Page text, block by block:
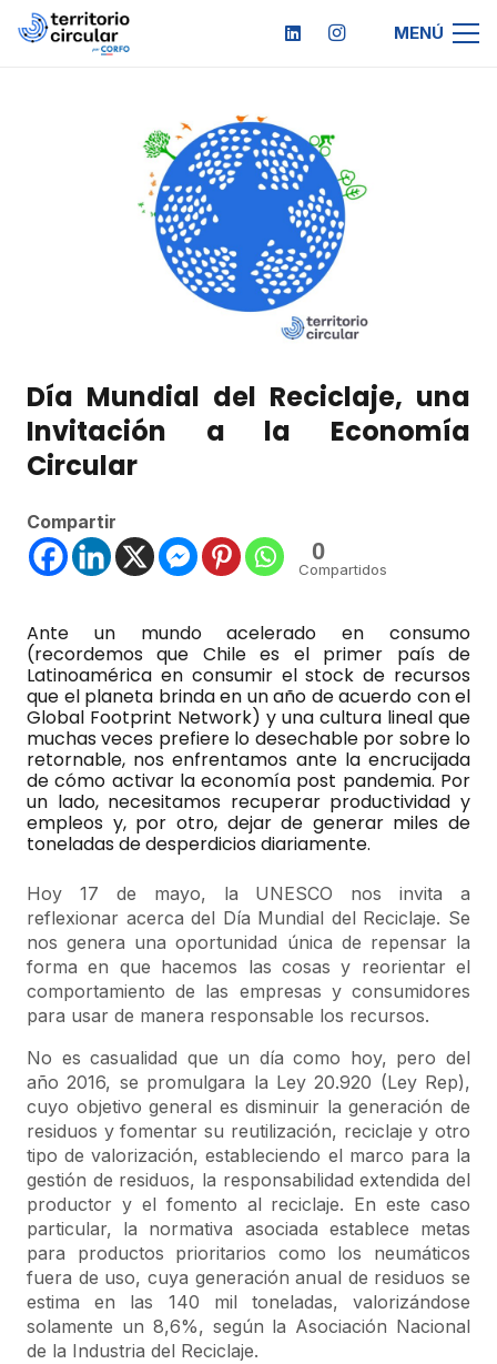
MENÚ
Día Mundial del Reciclaje, una
Invitación a la Economía
Circular
Compartir
0
Compartidos
Ante un mundo acelerado en consumo
(recordemos que Chile es el primer país de
Latinoamérica en consumir el stock de recursos
que el planeta brinda en un año de acuerdo con el
Global Footprint Network) y una cultura lineal que
muchas veces prefiere lo desechable por sobre lo
retornable, nos enfrentamos ante la encrucijada
de cómo activar la economía post pandemia. Por
un lado, necesitamos recuperar productividad y
empleos y, por otro, dejar de generar miles de
toneladas de desperdicios diariamente.
Hoy 17 de mayo, la UNESCO nos invita a
reflexionar acerca del Día Mundial del Reciclaje. Se
nos genera una oportunidad única de repensar la
forma en que hacemos las cosas y reorientar el
comportamiento de las empresas y consumidores
para usar de manera responsable los recursos.
No es casualidad que un día como hoy, pero del
año 2016, se promulgara la Ley 20.920 (Ley Rep),
cuyo objetivo general es disminuir la generación de
residuos y fomentar su reutilización, reciclaje y otro
tipo de valorización, estableciendo el marco para la
gestión de residuos, la responsabilidad extendida del
productor y el fomento al reciclaje. En este caso
particular, la normativa asociada establece metas
para productos prioritarios como los neumáticos
fuera de uso, cuya generación anual de residuos se
estima en las 140 mil toneladas, valorizándose
solamente un 8,6%, según la Asociación Nacional
de la Industria del Reciclaje.